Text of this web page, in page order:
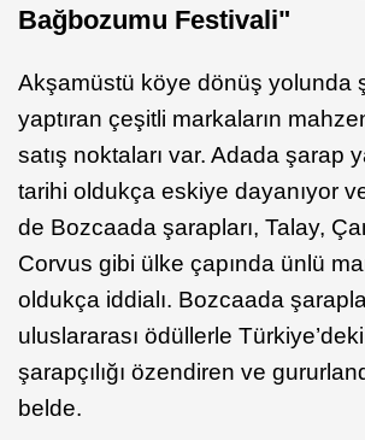
Bağbozumu Festivali"
Akşamüstü köye dönüş yolunda
yaptıran çeşitli markaların
satış noktaları var. Adada şarap
tarihi oldukça eskiye dayanıyor
de Bozcaada şarapları, Talay,
Corvus gibi ülke çapında ünlü
oldukça iddialı. Bozcaada
uluslararası ödüllerle
şarapçılığı özendiren ve
belde.